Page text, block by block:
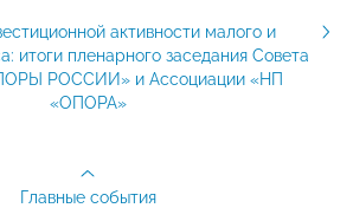
активности малого и
итоги пленарного заседания Совета
РОССИИ» и Ассоциации «НП
«ОПОРА»
Главные события